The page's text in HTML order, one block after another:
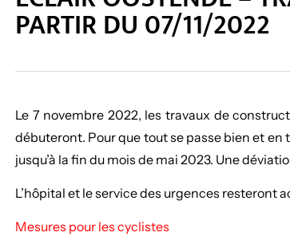
PARTIR DU 07/11/2022
Le 7 novembre 2022, les travaux de
débuteront. Pour que tout se passe bien et
jusqu’à la fin du mois de mai 2023. Une
L’hôpital et le service des urgences resteront
Mesures pour les cyclistes